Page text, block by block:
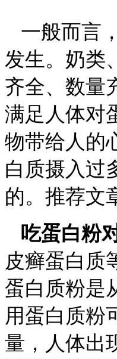
一般而言
发生。奶类
齐全、数量
满足人体对
物带给人的
白质摄入过
的。推荐文
吃蛋白粉
皮癣蛋白质
蛋白质粉是
用蛋白质粉
量，人体出